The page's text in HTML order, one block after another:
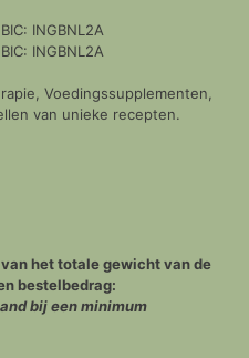
INGBNL2A
INGBNL2A
Voedingssupplementen,
van unieke recepten.
het totale gewicht van de
bestelbedrag:
bij een minimum